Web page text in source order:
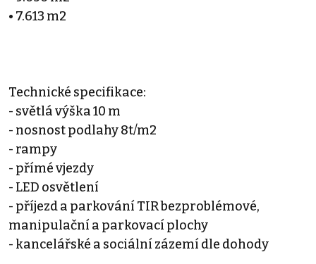
• 7.613 m2
Technické specifikace:
- světlá výška 10 m
- nosnost podlahy 8t/m2
- rampy
- přímé vjezdy
- LED osvětlení
- příjezd a parkování TIR bezproblémové,
manipulační a parkovací plochy
- kancelářské a sociální zázemí dle dohody